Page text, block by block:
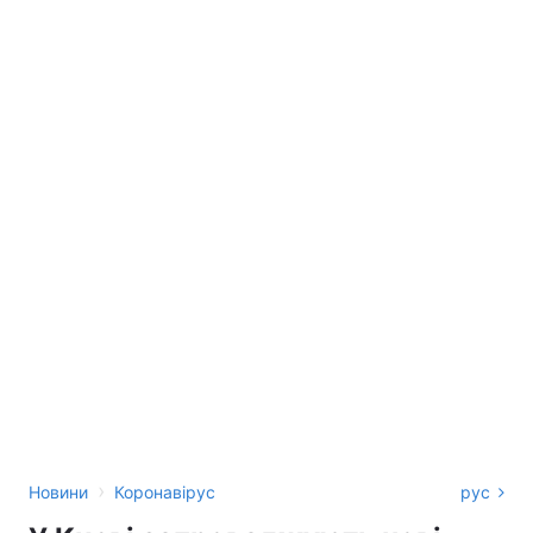
Новини › Коронавірус рус